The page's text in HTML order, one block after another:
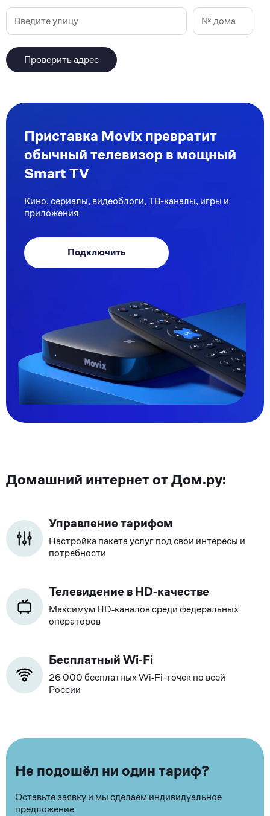
Проверить адрес
Приставка Movix превратит
обычный телевизор в мощный
Smart TV
Кино, сериалы, видеоблоги, ТВ-каналы, игры и
приложения
Подключить
Домашний интернет от Дом.ру:
Управление тарифом
Настройка пакета услуг под свои интересы и
потребности
Телевидение в HD‑качестве
Максимум HD‑каналов среди федеральных
операторов
Бесплатный Wi‑Fi
26 000 бесплатных Wi‑Fi-точек по всей
России
Не подошёл ни один тариф?
Оставьте заявку и мы сделаем индивидуальное
предложение